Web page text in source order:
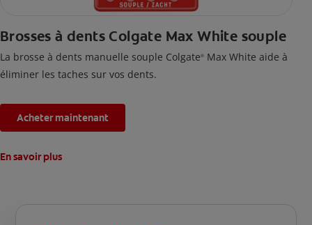
Brosses à dents Colgate Max White souple
La brosse à dents manuelle souple Colgate® Max White aide à
éliminer les taches sur vos dents.
Acheter maintenant
En savoir plus